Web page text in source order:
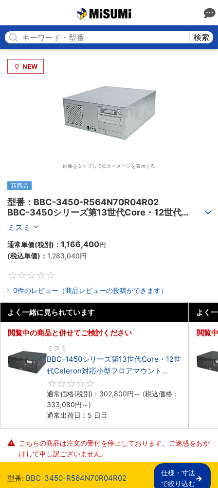
検索
画像をタップして拡大イメージを表示する
新商品
型番：BBC-3450-R564N70R04R02
BBC-3450シリーズ第13世代Core・12世代
Celeron対応フロアマウント4PCIe
ミスミ
通常単価(税別)： 1,166,400円
(税込単価)： 1,283,040円
0件のレビュー（商品レビューの投稿ができます）
よく一緒に見られています
閲覧中の商品と併せてご検討ください
ミスミ
BBC-1450シリーズ第13世代Core・12世
代Celeron対応小型フロアマウント
4PCIe
通常価格(税別)： 302,800円 ～ (税込価格：
333,080円 ～)
通常出荷日：5 日目
よく
閲覧
こちらの商品は注文の受付を停止しております。ご迷惑をおか
けして申し訳ございません。
型番: BBC-3450-R564N70R04R02
仕様・寸法
で絞り込む